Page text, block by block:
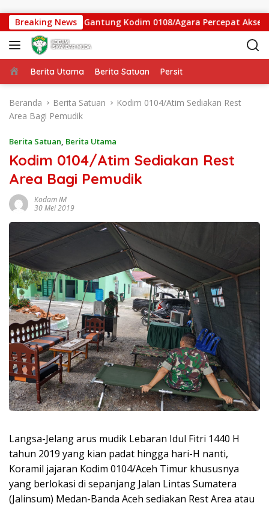
Breaking News
Jembatan Gantung Kodim 0108/Agara Percepat Akses
Beranda
Berita Utama Berita Satuan Persit
Beranda Berita Satuan
Kodim 0104/Atim Sediakan Rest
Area Bagi Pemudik
Berita Satuan, Berita Utama
Kodim 0104/Atim Sediakan Rest
Area Bagi Pemudik
Kodam IM
30 Mei 2019
Langsa-Jelang arus mudik Lebaran Idul Fitri 1440 H
tahun 2019 yang kian padat hingga hari-H nanti,
Koramil jajaran Kodim 0104/Aceh Timur khususnya
yang berlokasi di sepanjang Jalan Lintas Sumatera
(Jalinsum) Medan-Banda Aceh sediakan Rest Area atau